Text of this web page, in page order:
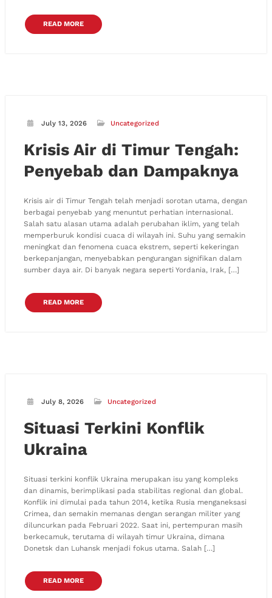
READ MORE
July 13, 2026 Uncategorized
Krisis Air di Timur Tengah:
Penyebab dan Dampaknya
Krisis air di Timur Tengah telah menjadi sorotan utama, dengan
berbagai penyebab yang menuntut perhatian internasional.
Salah satu alasan utama adalah perubahan iklim, yang telah
memperburuk kondisi cuaca di wilayah ini. Suhu yang semakin
meningkat dan fenomena cuaca ekstrem, seperti kekeringan
berkepanjangan, menyebabkan pengurangan signifikan dalam
sumber daya air. Di banyak negara seperti Yordania, Irak, […]
READ MORE
July 8, 2026 Uncategorized
Situasi Terkini Konflik
Ukraina
Situasi terkini konflik Ukraina merupakan isu yang kompleks
dan dinamis, berimplikasi pada stabilitas regional dan global.
Konflik ini dimulai pada tahun 2014, ketika Rusia menganeksasi
Crimea, dan semakin memanas dengan serangan militer yang
diluncurkan pada Februari 2022. Saat ini, pertempuran masih
berkecamuk, terutama di wilayah timur Ukraina, dimana
Donetsk dan Luhansk menjadi fokus utama. Salah […]
READ MORE